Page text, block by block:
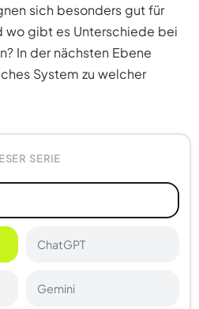
sich besonders gut für
wo gibt es Unterschiede bei
In der nächsten Ebene
System zu welcher
SERIE
ChatGPT
Gemini